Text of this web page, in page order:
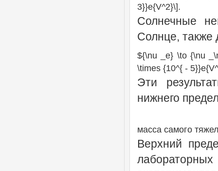
3}}e{V^2}\].
Солнечные
Солнце, также
${\nu _e} \to {\nu
\times {10^{ -
Эти
нижнего
масса самого
Верхний